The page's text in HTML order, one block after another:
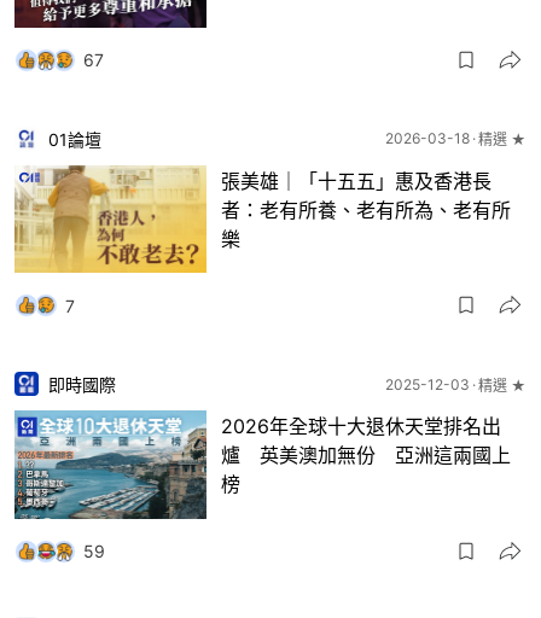
67
01論壇 2026-03-18 精選 ★
張美雄｜「十五五」惠及香港長
者：老有所養、老有所為、老有所
樂
7
即時國際 2025-12-03 精選 ★
2026年全球十大退休天堂排名出
爐 英美澳加無份 亞洲這兩國上
榜
59